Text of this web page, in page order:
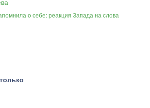
о себе: реакция Запада на слова